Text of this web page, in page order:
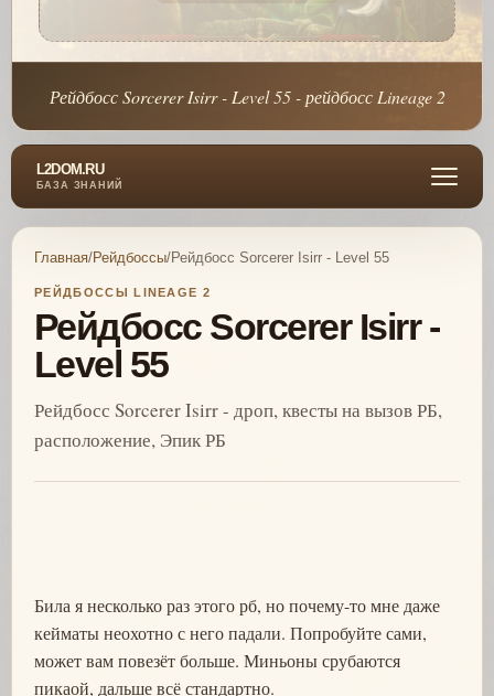
Рейдбосс Sorcerer Isirr - Level 55 - рейдбосс Lineage 2
L2DOM.RU
БАЗА ЗНАНИЙ
Главная/Рейдбоссы/Рейдбосс Sorcerer Isirr - Level 55
РЕЙДБОССЫ LINEAGE 2
Рейдбосс Sorcerer Isirr -
Level 55
Рейдбосс Sorcerer Isirr - дроп, квесты на вызов РБ,
расположение, Эпик РБ
Била я несколько раз этого рб, но почему-то мне даже
кейматы неохотно с него падали. Попробуйте сами,
может вам повезёт больше. Миньоны срубаются
пикаой, дальше всё стандартно.